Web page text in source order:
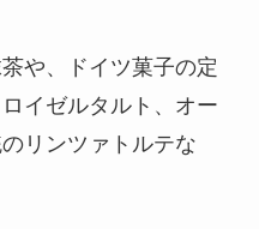
や、ドイツ菓子の定
イゼルタルト、オー
リンツァトルテな